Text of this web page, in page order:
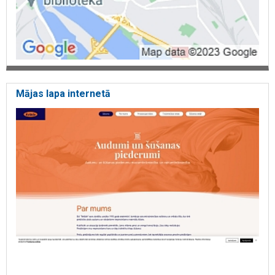
Mājas lapa internetā